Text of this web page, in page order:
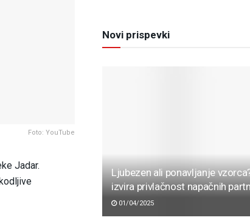
Foto: YouTube
Jadar.
Novi prispevki
Ljubezen ali ponavljanje
izvira privlačnost napačnih
01/04/2025